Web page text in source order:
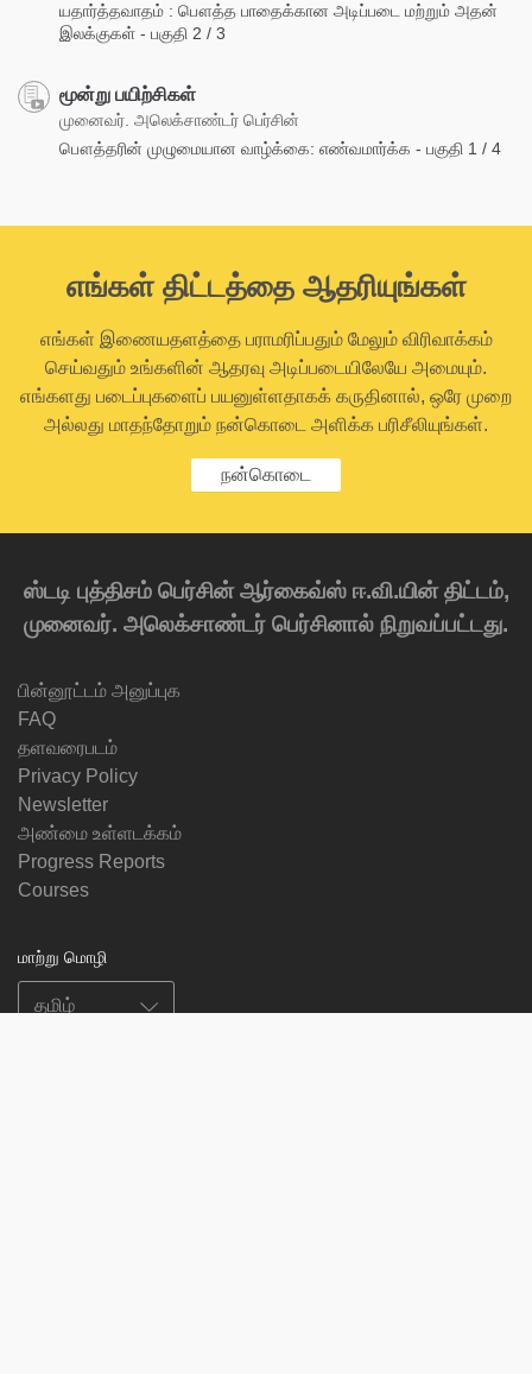
யதார்த்தவாதம் : பௌத்த பாதைக்கான அடிப்படை மற்றும் அதன்
இலக்குகள் - பகுதி 2 / 3
மூன்று பயிற்சிகள்
முனைவர். அலெக்சாண்டர் பெர்சின்
பௌத்தரின் முழுமையான வாழ்க்கை: எண்வமார்க்க - பகுதி 1 / 4
எங்கள் திட்டத்தை ஆதரியுங்கள்
எங்கள் இணையதளத்தை பராமரிப்பதும் மேலும் விரிவாக்கம்
செய்வதும் உங்களின் ஆதரவு அடிப்படையிலேயே அமையும்.
எங்களது படைப்புகளைப் பயனுள்ளதாகக் கருதினால், ஒரே முறை
அல்லது மாதந்தோறும் நன்கொடை அளிக்க பரிசீலியுங்கள்.
நன்கொடை
ஸ்டடி புத்திசம் பெர்சின் ஆர்கைவ்ஸ் ஈ.வி.யின் திட்டம்,
முனைவர். அலெக்சாண்டர் பெர்சினால் நிறுவப்பட்டது.
பின்னூட்டம் அனுப்புக
FAQ
தளவரைபடம்
Privacy Policy
Newsletter
அண்மை உள்ளடக்கம்
Progress Reports
Courses
மாற்று மொழி